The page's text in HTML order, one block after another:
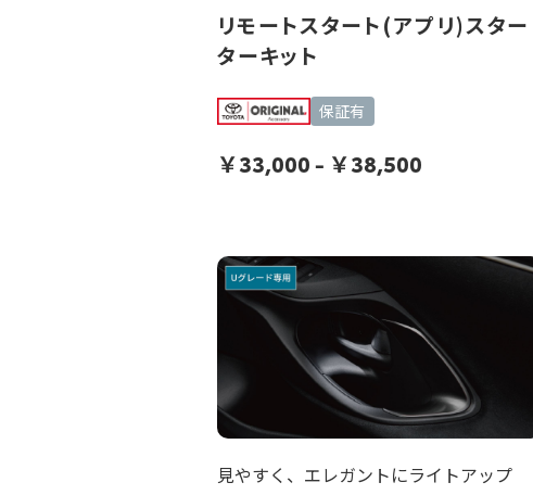
リモートスタート(アプリ)スター
ターキット
保証有
￥33,000- ￥38,500
見やすく、エレガントにライトアップ